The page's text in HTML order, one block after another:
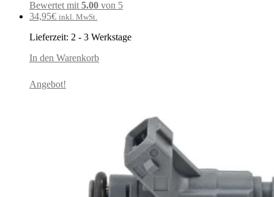
Bewertet mit 5.00 von 5
34,95€ inkl. MwSt.
Lieferzeit: 2 - 3 Werkstage
In den Warenkorb
Angebot!